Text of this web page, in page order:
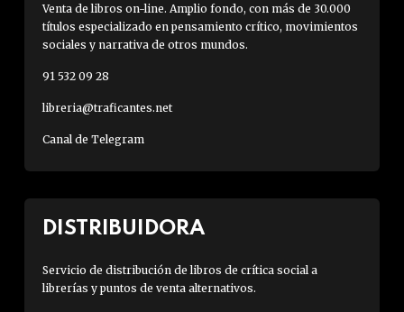
Venta de libros on-line. Amplio fondo, con más de 30.000
títulos especializado en pensamiento crítico, movimientos
sociales y narrativa de otros mundos.
91 532 09 28
libreria@traficantes.net
Canal de Telegram
DISTRIBUIDORA
Servicio de distribución de libros de crítica social a
librerías y puntos de venta alternativos.